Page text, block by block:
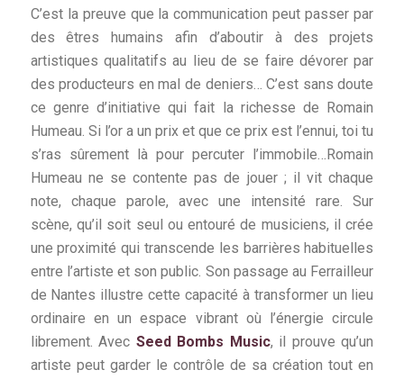
C’est la preuve que la communication peut passer par
des êtres humains afin d’aboutir à des projets
artistiques qualitatifs au lieu de se faire dévorer par
des producteurs en mal de deniers… C’est sans doute
ce genre d’initiative qui fait la richesse de Romain
Humeau. Si l’or a un prix et que ce prix est l’ennui, toi tu
s’ras sûrement là pour percuter l’immobile…Romain
Humeau ne se contente pas de jouer ; il vit chaque
note, chaque parole, avec une intensité rare. Sur
scène, qu’il soit seul ou entouré de musiciens, il crée
une proximité qui transcende les barrières habituelles
entre l’artiste et son public. Son passage au Ferrailleur
de Nantes illustre cette capacité à transformer un lieu
ordinaire en un espace vibrant où l’énergie circule
librement. Avec Seed Bombs Music, il prouve qu’un
artiste peut garder le contrôle de sa création tout en